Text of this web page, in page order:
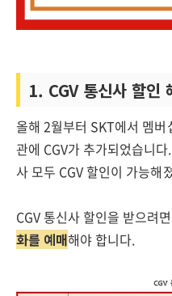
1. CGV 통신사 할인
올해 2월부터 SKT에서 멤
관에 CGV가 추가되었습니
사 모두 CGV 할인이 가능해
CGV 통신사 할인을 받으려
화를 예매해야 합니다.